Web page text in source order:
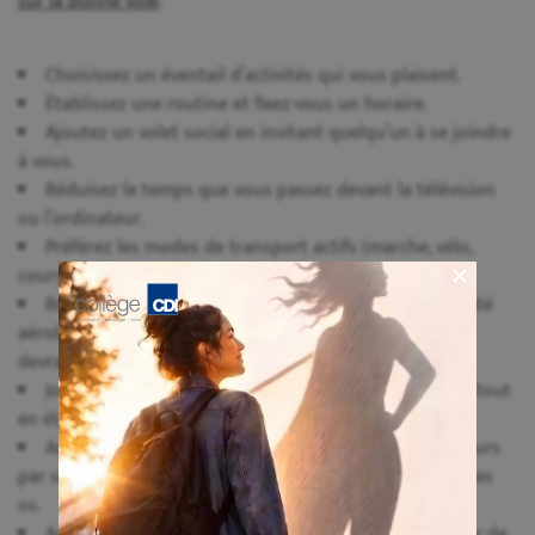
Choisissez un éventail d’activités qui vous plaisent.
Établissez une routine et fixez-vous un horaire.
Ajoutez un volet social en invitant quelqu’un à se joindre
à vous.
Réduisez le temps que vous passez devant la télévision
ou l’ordinateur.
Préférez les modes de transport actifs (marche, vélo,
course) pour vos déplacements.
Répartissez sur toute la semaine vos séances d’activité
aérobique d’intensité modérée à élevée. Chaque séance
devrait durer au moins dix minutes.
Joignez-vous à une équipe; vous vous ferez des amis tout
en étant actif.
Améliorez votre tonus en ajoutant, au moins deux jours
par semaine, des activités qui travaillent les muscles et les
os.